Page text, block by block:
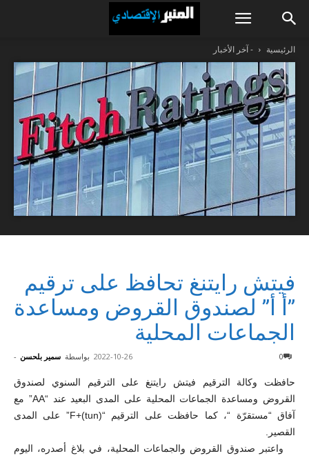
الرئيسية - آخر الأخبار
فيتش رايتنغ تحافظ على ترقيم
”أ أ” لصندوق القروض ومساعدة
الجماعات المحلية
بواسطة سمير بلحسن - 2022-10-26 0
حافظت وكالة الترقيم فيتش رايتنغ على الترقيم السنوي لصندوق
القروض ومساعدة الجماعات المحلية على المدى البعيد عند “AA” مع
آفاق “مستقرّة “، كما حافظت على الترقيم “F+(tun)” على المدى
القصير.
واعتبر صندوق القروض والجماعات المحلية، في بلاغ أصدره، اليوم